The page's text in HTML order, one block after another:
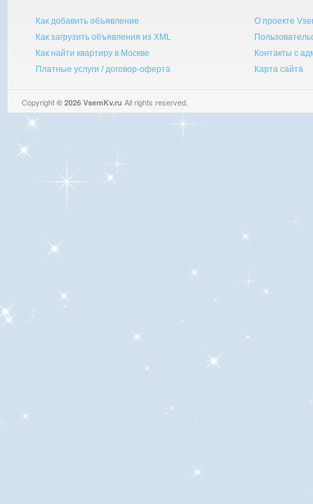
Как добавить объявление
Как загрузить объявления из XML
Как найти квартиру в Москве
Платные услуги / договор-оферта
О проекте
Контакты с
Карта сайта
Copyright © 2026 VsemKv.ru All rights reserved.